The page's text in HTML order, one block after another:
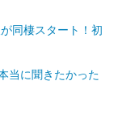
同棲スタート！初
当に聞きたかった